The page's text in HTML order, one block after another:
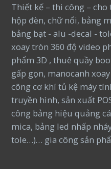
Thiết kế – thi công –
hộp đèn, chữ nổi, bảng
bảng bạt - alu -decal -
xoay tròn 360 độ video
phẩm 3D , thuê quầy
gấp gọn, manocanh
công cơ khí tủ kệ máy
truyền hình, sản xuất
công bảng hiệu quảng
mica, bảng led nhấp
tole…)… gia công sản